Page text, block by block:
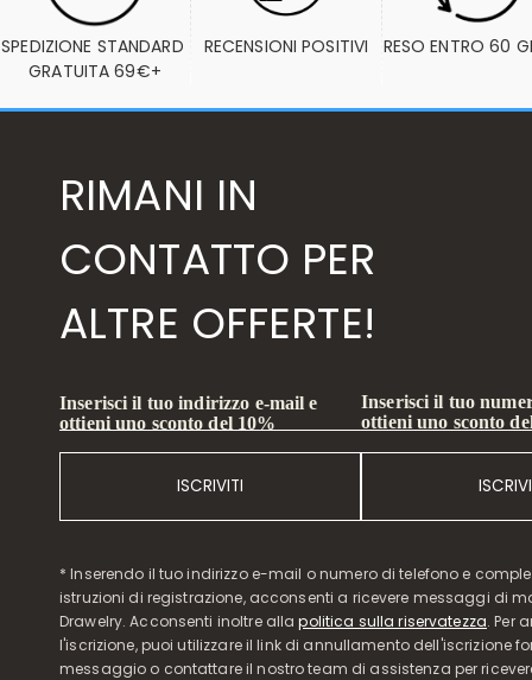
SPEDIZIONE STANDARD
GRATUITA 69€+
RECENSIONI POSITIVI RESO ENTRO 60
RIMANI IN
CONTATTO PER
ALTRE OFFERTE!
Inserisci il tuo indirizzo e-mail e
ottieni uno sconto del 10%
ISCRIVITI
Inserisci il tuo
ottieni uno sconto
* Inserendo il tuo indirizzo e-mail o numero di telefono e
istruzioni di registrazione, acconsenti a ricevere messaggi di
Drawelry. Acconsenti inoltre allapolitica sulla riservatezza. Per
l'iscrizione, puoi utilizzare il link di annullamento dell'iscrizione
messaggio o contattare il nostro team di assistenza per